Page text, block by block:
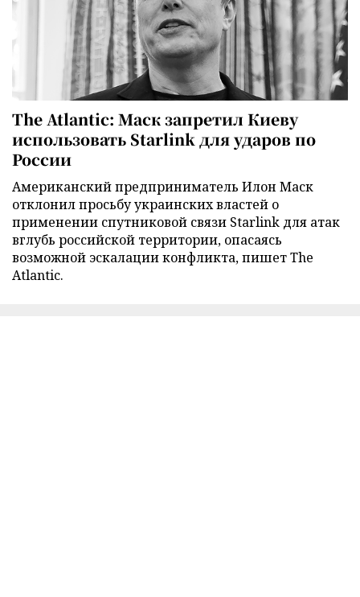
The Atlantic: Маск запретил Киеву
использовать Starlink для ударов по
России
Американский предприниматель Илон Маск
отклонил просьбу украинских властей о
применении спутниковой связи Starlink для атак
вглубь российской территории, опасаясь
возможной эскалации конфликта, пишет The
Atlantic.